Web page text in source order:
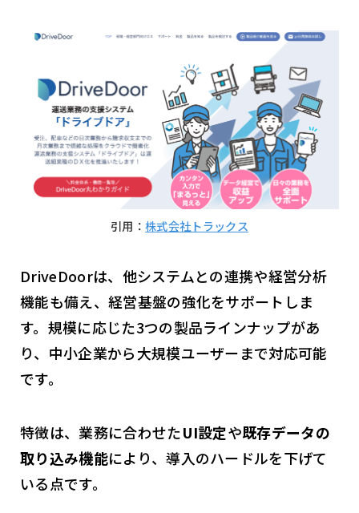
引用：株式会社トラックス
DriveDoorは、他システムとの連携や経営分析
機能も備え、経営基盤の強化をサポートしま
す。規模に応じた3つの製品ラインナップがあ
り、中小企業から大規模ユーザーまで対応可能
です。
特徴は、業務に合わせたUI設定や既存データの
取り込み機能により、導入のハードルを下げて
いる点です。